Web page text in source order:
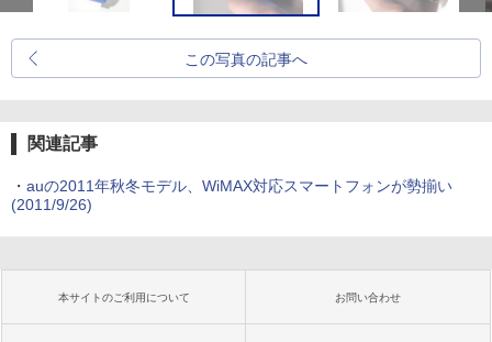
この写真の記事へ
関連記事
・ auの2011年秋冬モデル、WiMAX対応スマートフォンが勢揃い
(2011/9/26)
本サイトのご利用について お問い合わせ